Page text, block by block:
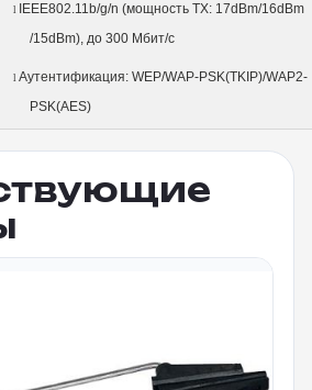
l
IEEE802.11b/g/n (мощность TX: 17dBm/16dBm
/15dBm), до 300 Мбит/с
lАутентификация: WEP/WAP-PSK(TKIP)/WAP2-
PSK(AES)